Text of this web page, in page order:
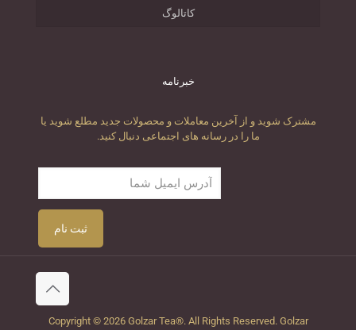
کاتالوگ
خبرنامه
مشترک شوید و از آخرین معاملات و محصولات جدید مطلع شوید یا
ما را در رسانه های اجتماعی دنبال کنید.
Copyright © 2026 Golzar Tea®. All Rights Reserved. Golzar